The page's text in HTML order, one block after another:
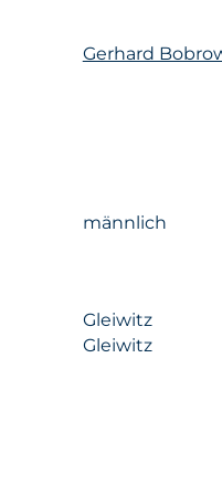
Gerhard
männlich
Gleiwitz
Gleiwitz